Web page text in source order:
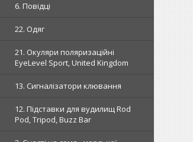
6. Повідці
22. Одяг
21. Окуляри поляризаційні
EyeLevel Sport, United Kingdom
13. Сигналізатори клювання
12. Підставки для вудилищ Rod
Pod, Tripod, Buzz Bar